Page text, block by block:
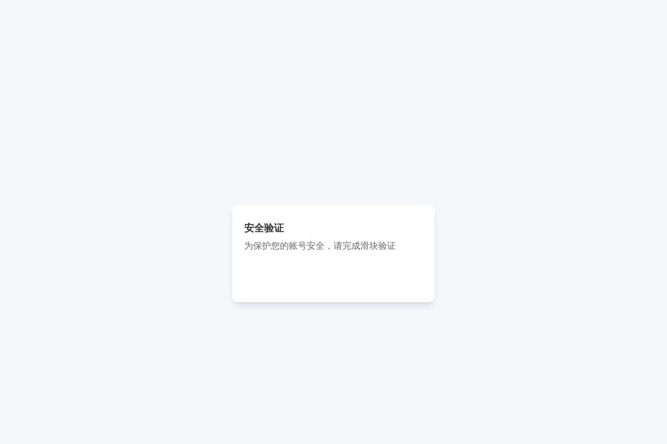
安全验证
为保护您的账号安全，请完成滑块验证